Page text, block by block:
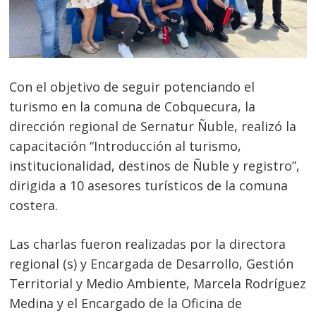
Con el objetivo de seguir potenciando el
turismo en la comuna de Cobquecura, la
dirección regional de Sernatur Ñuble, realizó la
capacitación “Introducción al turismo,
institucionalidad, destinos de Ñuble y registro”,
dirigida a 10 asesores turísticos de la comuna
costera.
Las charlas fueron realizadas por la directora
regional (s) y Encargada de Desarrollo, Gestión
Territorial y Medio Ambiente, Marcela Rodríguez
Medina y el Encargado de la Oficina de